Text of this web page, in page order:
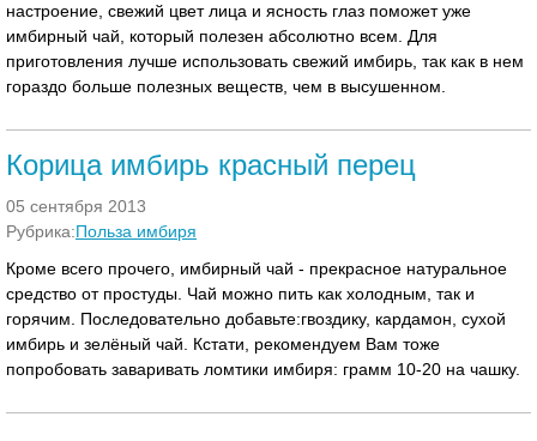
настроение, свежий цвет лица и ясность глаз поможет уже
имбирный чай, который полезен абсолютно всем. Для
приготовления лучше использовать свежий имбирь, так как в нем
гораздо больше полезных веществ, чем в высушенном.
Корица имбирь красный перец
05 сентября 2013
Рубрика:Польза имбиря
Кроме всего прочего, имбирный чай - прекрасное натуральное
средство от простуды. Чай можно пить как холодным, так и
горячим. Последовательно добавьте:гвоздику, кардамон, сухой
имбирь и зелёный чай. Кстати, рекомендуем Вам тоже
попробовать заваривать ломтики имбиря: грамм 10-20 на чашку.